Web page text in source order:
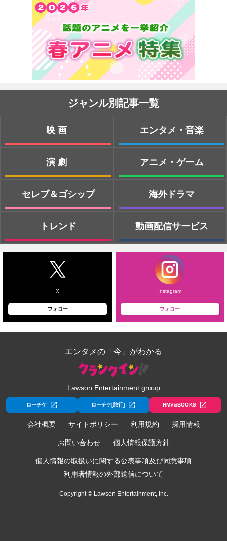
ジャンル別記事一覧
映画
演劇
セレブ＆ゴシップ
トレンド
エンタメ・音楽
アニメ・ゲーム
海外ドラマ
動画配信サービス
X
フォロー
Instagram
フォロー
エンタメの「今」がわかる
Lawson Entertainment group
ローチケ ローチケ[旅行] HMV&BOOKS
会社概要 サイトポリシー 利用規約 採用情報
お問い合わせ 個人情報保護方針
個人情報の取扱いに関する公表事項及び同意事項
利用者情報の外部送信について
Copyright © Lawson Entertainment, Inc.